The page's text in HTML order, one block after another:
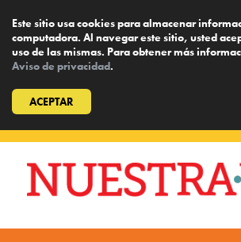
Este sitio usa cookies para almacenar
computadora. Al navegar este sitio, usted
uso de las mismas. Para obtener más
Aviso de privacidad.
ACEPTAR
content